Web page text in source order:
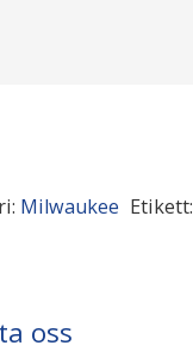
Milwaukee Etikett:
oss